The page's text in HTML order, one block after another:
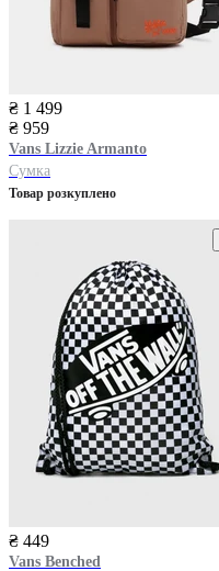
₴ 1 499
₴ 959
Vans Lizzie Armanto
Сумка
Товар розкуплено
₴ 449
Vans Benched